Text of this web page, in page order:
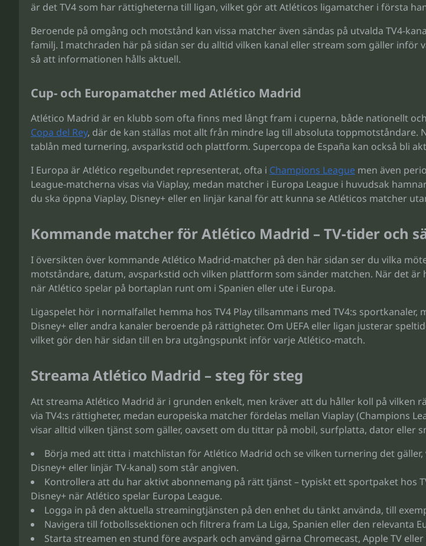
är det TV4 som har rättigheterna till ligan, vilket gör att Atléticos ligamatcher i första
Beroende på omgång och motstånd kan vissa matcher även sändas på utvalda TV4-
familj. I matchraden här på sidan ser du alltid vilken kanal eller stream som gäller
så att informationen hålls aktuell.
Cup- och Europamatcher med Atlético Madrid
Atlético Madrid är en klubb som ofta finns med långt fram i cuperna, både nationellt
Copa del Rey, där de kan ställas mot allt från mindre lag till absoluta toppmotståndare.
tablån med turnering, avsparkstid och plattform. Supercopa de España kan också bli
I Europa är Atlético regelbundet representerat, ofta i Champions League men även
League-matcherna visas via Viaplay, medan matcher i Europa League i huvudsak
du ska öppna Viaplay, Disney+ eller en linjär kanal för att kunna se Atléticos matcher
Kommande matcher för Atlético Madrid – TV-tider och
I översikten över kommande Atlético Madrid-matcher på den här sidan ser du vilka
motståndare, datum, avsparkstid och vilken plattform som sänder matchen. När det
när Atlético spelar på bortaplan runt om i Spanien eller ute i Europa.
Ligaspelet hör i normalfallet hemma hos TV4 Play tillsammans med TV4:s
Disney+ eller andra kanaler beroende på rättigheter. Om UEFA eller ligan justerar
vilket gör den här sidan till en bra utgångspunkt inför varje Atlético-match.
Streama Atlético Madrid – steg för steg
Att streama Atlético Madrid är i grunden enkelt, men kräver att du håller koll på vilken
via TV4:s rättigheter, medan europeiska matcher fördelas mellan Viaplay (Champions
visar alltid vilken tjänst som gäller, oavsett om du tittar på mobil, surfplatta, dator eller
Börja med att titta i matchlistan för Atlético Madrid och se vilken turnering det
Disney+ eller linjär TV-kanal) som står angiven.
Kontrollera att du har aktivt abonnemang på rätt tjänst – typiskt ett sportpaket hos
Disney+ när Atlético spelar Europa League.
Logga in på den aktuella streamingtjänsten på den enhet du tänkt använda, till
Navigera till fotbollssektionen och filtrera fram La Liga, Spanien eller den relevanta
Starta streamen en stund före avspark och använd gärna Chromecast, Apple TV